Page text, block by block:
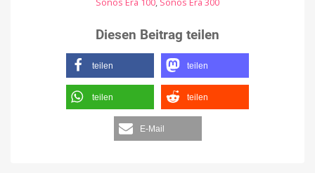
Diesen Beitrag teilen
teilen teilen
teilen teilen
E-Mail